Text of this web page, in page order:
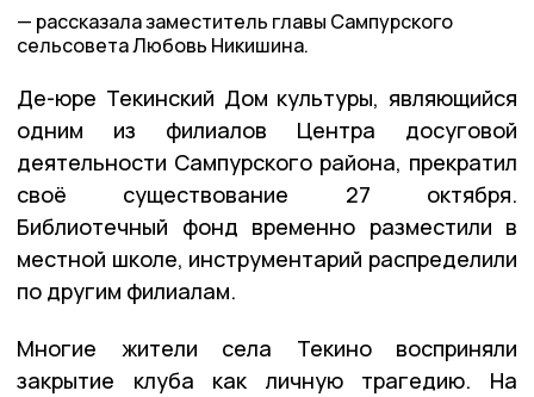
рассказала заместитель главы Сампурского
сельсовета Любовь Никишина.
Де-юре Текинский Дом культуры, являющийся
одним из филиалов Центра досуговой
деятельности Сампурского района, прекратил
своё существование 27 октября.
Библиотечный фонд временно разместили в
местной школе, инструментарий распределили
по другим филиалам.
Многие жители села Текино восприняли
закрытие клуба как личную трагедию. На